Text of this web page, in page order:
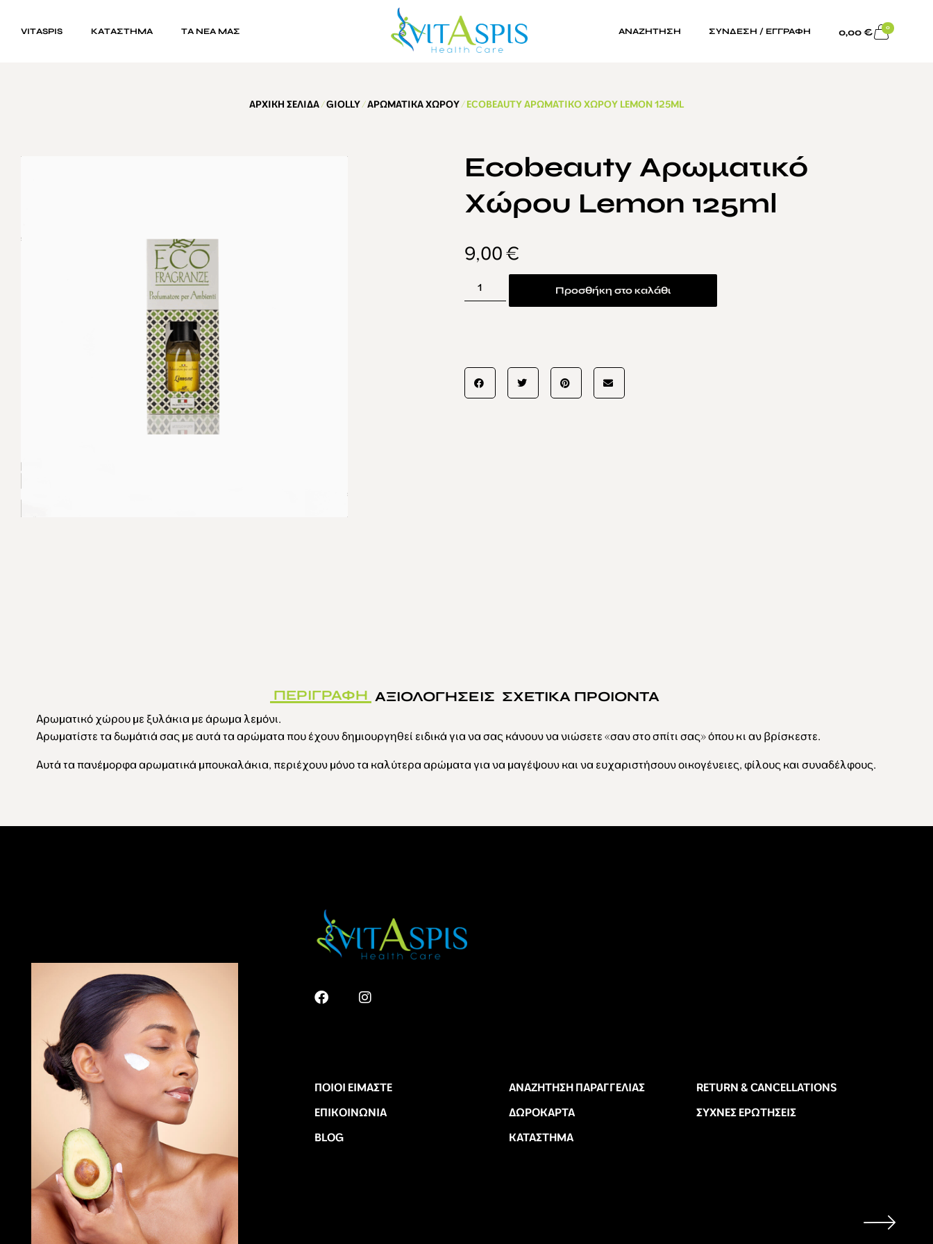
VITASPIS ΚΑΤΆΣΤΗΜΑ ΤΑ ΝΕΑ ΜΑΣ ΑΝΑΖΗΤΗΣΗ ΣΥΝΔΕΣΗ / ΕΓΓΡΑΦΗ 0,00€ 0
ΑΡΧΙΚΉ ΣΕΛΊΔΑ/GIOLLY/ΑΡΩΜΑΤΙΚΆ ΧΏΡΟΥ/ ECOBEAUTY ΑΡΩΜΑΤΙΚΌ ΧΏΡΟΥ LEMON 125ML
Ecobeauty Αρωματικό
Χώρου Lemon 125ml
9,00€
Προσθήκη στο καλάθι
ΠΕΡΙΓΡΑΦΗ ΑΞΙΟΛΟΓΗΣΕΙΣ ΣΧΕΤΙΚΑ ΠΡΟΙΟΝΤΑ
Αρωματικό χώρου με ξυλάκια με άρωμα λεμόνι.
Αρωματίστε τα δωμάτιά σας με αυτά τα αρώματα που έχουν δημιουργηθεί ειδικά για να σας κάνουν να νιώσετε «σαν στο σπίτι σας» όπου κι αν βρίσκεστε.
Αυτά τα πανέμορφα αρωματικά μπουκαλάκια, περιέχουν μόνο τα καλύτερα αρώματα για να μαγέψουν και να ευχαριστήσουν οικογένειες, φίλους και συναδέλφους.
ΠΟΙΟΙ ΕΊΜΑΣΤΕ
ΕΠΙΚΟΙΝΩΝΊΑ
BLOG
ΑΝΑΖΉΤΗΣΗ ΠΑΡΑΓΓΕΛΊΑΣ
ΔΩΡΟΚΆΡΤΑ
ΚΑΤΆΣΤΗΜΑ
RETURN & CANCELLATIONS
ΣΥΧΝΈΣ ΕΡΩΤΉΣΕΙΣ